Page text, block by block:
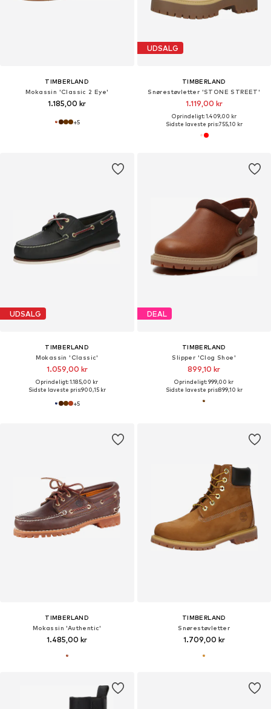
TIMBERLAND
Mokassin 'Classic 2 Eye'
1.185,00 kr
+5
UDSALG
TIMBERLAND
Snørestøvletter 'STONE STREET'
1.119,00 kr
Oprindeligt: 1.409,00 kr
Sidste laveste pris:755,10 kr
UDSALG
TIMBERLAND
Mokassin 'Classic'
1.059,00 kr
Oprindeligt: 1.185,00 kr
Sidste laveste pris:900,15 kr
+5
DEAL
TIMBERLAND
Slipper 'Clog Shoe'
899,10 kr
Oprindeligt: 999,00 kr
Sidste laveste pris:899,10 kr
TIMBERLAND
Mokassin 'Authentic'
1.485,00 kr
TIMBERLAND
Snørestøvletter
1.709,00 kr